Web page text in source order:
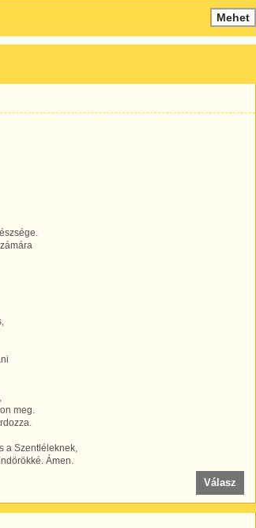
meg.
a Szentléleknek,
Ámen.
Válasz